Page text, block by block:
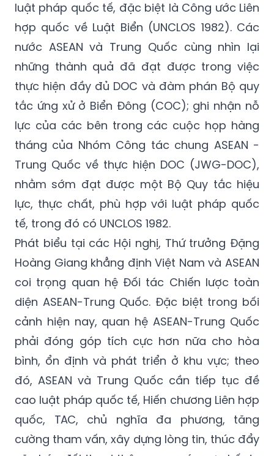
luật pháp quốc tế, đặc biệt là Công ước Liên
hợp quốc về Luật Biển (UNCLOS 1982). Các
nước ASEAN và Trung Quốc cùng nhìn lại
những thành quả đã đạt được trong việc
thực hiện đầy đủ DOC và đàm phán Bộ quy
tắc ứng xử ở Biển Đông (COC); ghi nhận nỗ
lực của các bên trong các cuộc họp hàng
tháng của Nhóm Công tác chung ASEAN -
Trung Quốc về thực hiện DOC (JWG-DOC),
nhằm sớm đạt được một Bộ Quy tắc hiệu
lực, thực chất, phù hợp với luật pháp quốc
tế, trong đó có UNCLOS 1982.
Phát biểu tại các Hội nghị, Thứ trưởng Đặng
Hoàng Giang khẳng định Việt Nam và ASEAN
coi trọng quan hệ Đối tác Chiến lược toàn
diện ASEAN-Trung Quốc. Đặc biệt trong bối
cảnh hiện nay, quan hệ ASEAN-Trung Quốc
phải đóng góp tích cực hơn nữa cho hòa
bình, ổn định và phát triển ở khu vực; theo
đó, ASEAN và Trung Quốc cần tiếp tục đề
cao luật pháp quốc tế, Hiến chương Liên hợp
quốc, TAC, chủ nghĩa đa phương, tăng
cường tham vấn, xây dựng lòng tin, thúc đẩy